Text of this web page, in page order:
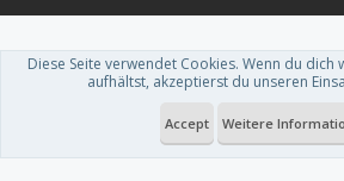
Forum software by XenForo™-
Theme designed by
Diese Seite verwendet Cookies. Wenn du dich
aufhältst, akzeptierst du unseren
Accept Weitere